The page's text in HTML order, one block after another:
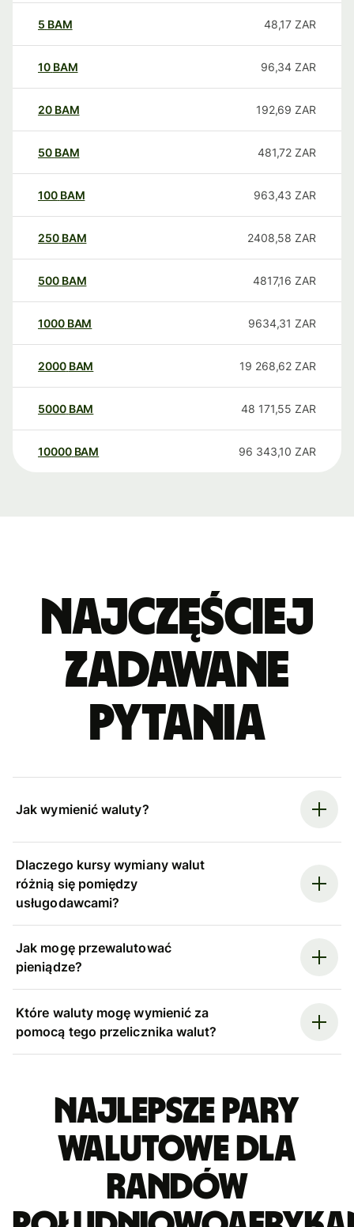
5 BAM 48,17 ZAR
10 BAM 96,34 ZAR
20 BAM 192,69 ZAR
50 BAM 481,72 ZAR
100 BAM 963,43 ZAR
250 BAM 2408,58 ZAR
500 BAM 4817,16 ZAR
1000 BAM 9634,31 ZAR
2000 BAM 19 268,62 ZAR
5000 BAM 48 171,55 ZAR
10000 BAM 96 343,10 ZAR
Najczęściej
zadawane
pytania
Jak wymienić waluty?
Dlaczego kursy wymiany walut
różnią się pomiędzy
usługodawcami?
Jak mogę przewalutować
pieniądze?
Które waluty mogę wymienić za
pomocą tego przelicznika walut?
Najlepsze pary
walutowe dla
randów